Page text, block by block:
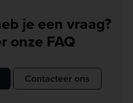
je een vraag?
onze FAQ
Contacteer ons